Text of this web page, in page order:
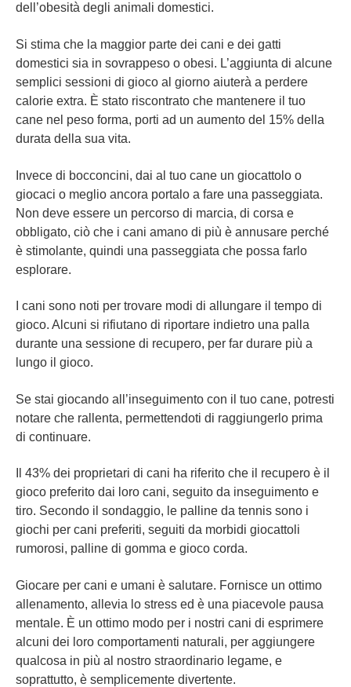
dell’obesità degli animali domestici.
Si stima che la maggior parte dei cani e dei gatti
domestici sia in sovrappeso o obesi. L’aggiunta di alcune
semplici sessioni di gioco al giorno aiuterà a perdere
calorie extra. È stato riscontrato che mantenere il tuo
cane nel peso forma, porti ad un aumento del 15% della
durata della sua vita.
Invece di bocconcini, dai al tuo cane un giocattolo o
giocaci o meglio ancora portalo a fare una passeggiata.
Non deve essere un percorso di marcia, di corsa e
obbligato, ciò che i cani amano di più è annusare perché
è stimolante, quindi una passeggiata che possa farlo
esplorare.
I cani sono noti per trovare modi di allungare il tempo di
gioco. Alcuni si rifiutano di riportare indietro una palla
durante una sessione di recupero, per far durare più a
lungo il gioco.
Se stai giocando all’inseguimento con il tuo cane, potresti
notare che rallenta, permettendoti di raggiungerlo prima
di continuare.
Il 43% dei proprietari di cani ha riferito che il recupero è il
gioco preferito dai loro cani, seguito da inseguimento e
tiro. Secondo il sondaggio, le palline da tennis sono i
giochi per cani preferiti, seguiti da morbidi giocattoli
rumorosi, palline di gomma e gioco corda.
Giocare per cani e umani è salutare. Fornisce un ottimo
allenamento, allevia lo stress ed è una piacevole pausa
mentale. È un ottimo modo per i nostri cani di esprimere
alcuni dei loro comportamenti naturali, per aggiungere
qualcosa in più al nostro straordinario legame, e
soprattutto, è semplicemente divertente.